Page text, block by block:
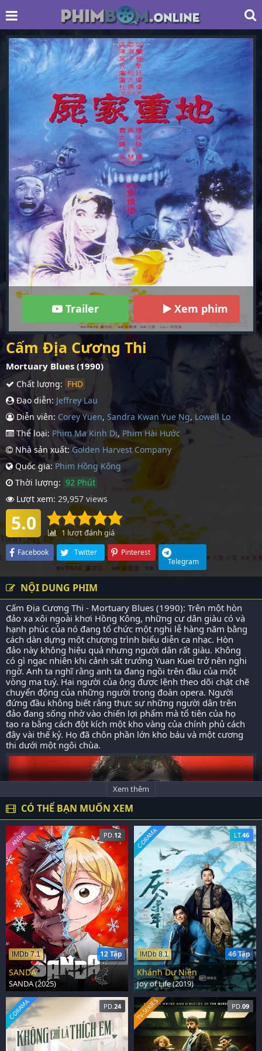
Trailer Xem phim
Cấm Địa Cương Thi
Mortuary Blues (1990)
Chất lượng: FHD
Đạo diễn: Jeffrey Lau
Diễn viên: Corey Yuen, Sandra Kwan Yue Ng, Lowell Lo
Thể loại: Phim Ma Kinh Dị, Phim Hài Hước
Nhà sản xuất: Golden Harvest Company
Quốc gia: Phim Hồng Kông
Thời lượng: 92 Phút
Lượt xem: 29,957 views
5.0 1 lượt đánh giá
Facebook Twitter
Pinterest
Telegram
NỘI DUNG PHIM
Cấm Địa Cương Thi - Mortuary Blues (1990): Trên một hòn
đảo xa xôi ngoài khơi Hồng Kông, những cư dân giàu có và
hạnh phúc của nó đang tổ chức một nghi lễ hàng năm bằng
cách dàn dựng một chương trình biểu diễn ca nhạc. Hòn
đảo này không hiệu quả nhưng người dân rất giàu. Không
có gì ngạc nhiên khi cảnh sát trưởng Yuan Kuei trở nên nghi
ngờ. Anh ta nghĩ rằng anh ta đang ngồi trên đầu của một
vòng ma tuý. Hai người của ông được lệnh theo dõi chặt chẽ
chuyển động của những người trong đoàn opera. Người
đứng đầu không biết rằng thực sự những người dân trên
đảo đang sống nhờ vào chiến lợi phẩm mà tổ tiên của họ
tạo ra bằng cách đột kích một kho vàng của chính phủ cách
đây vài thế kỷ. Họ đã chôn phần lớn kho báu và một cương
thi dưới một ngôi chùa.
Xem thêm
CÓ THỂ BẠN MUỐN XEM
PD. 12
12 Tập
IMDb 7.1
ANIME
SANDA
SANDA (2025)
LT.46
46 Tập
IMDb 8.1
C-DRAMA
Khánh Dư Niên
Joy of Life (2019)
PD. 24
C-DRAMA PD. 09
TV-SERIES